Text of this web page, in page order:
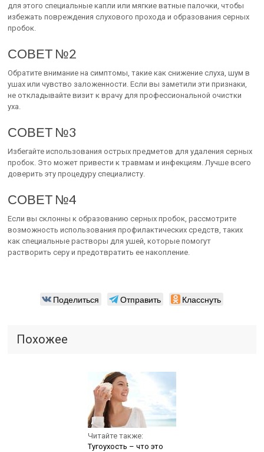
для этого специальные капли или мягкие ватные палочки, чтобы
избежать повреждения слухового прохода и образования серных
пробок.
СОВЕТ №2
Обратите внимание на симптомы, такие как снижение слуха, шум в
ушах или чувство заложенности. Если вы заметили эти признаки,
не откладывайте визит к врачу для профессиональной очистки
уха.
СОВЕТ №3
Избегайте использования острых предметов для удаления серных
пробок. Это может привести к травмам и инфекциям. Лучше всего
доверить эту процедуру специалисту.
СОВЕТ №4
Если вы склонны к образованию серных пробок, рассмотрите
возможность использования профилактических средств, таких
как специальные растворы для ушей, которые помогут
растворить серу и предотвратить ее накопление.
Поделиться Отправить Класснуть
Похожее
Читайте также:
Тугоухость – что это